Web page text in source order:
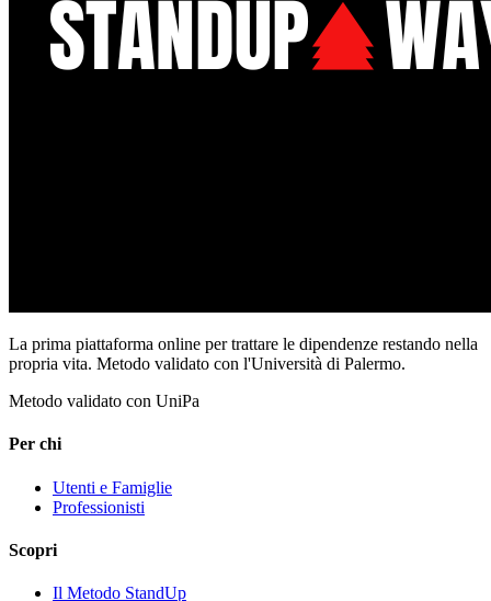
La prima piattaforma online per trattare le dipendenze restando nella
propria vita. Metodo validato con l'Università di Palermo.
Metodo validato con UniPa
Per chi
Utenti e Famiglie
Professionisti
Scopri
Il Metodo StandUp